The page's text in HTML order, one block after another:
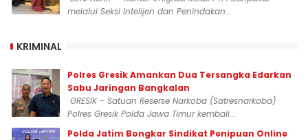
melalui Seksi Intelijen dan Penindakan...
KRIMINAL
Polres Gresik Amankan Dua Tersangka Edarkan
Sabu Jaringan Bangkalan
GRESIK - Satuan Reserse Narkoba (Satresnarkoba)
Polres Gresik Polda Jawa Timur kembali...
Polda Jatim Bongkar Sindikat Penipuan Online